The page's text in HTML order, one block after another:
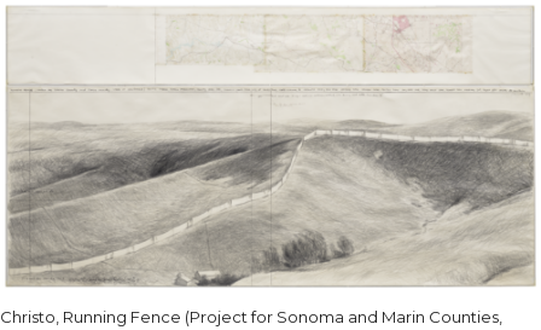
Christo, Running Fence (Project for Sonoma and Marin Counties,